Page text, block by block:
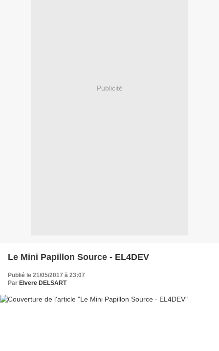
Publicité
Le Mini Papillon Source - EL4DEV
Publié le 21/05/2017 à 23:07
Par Elvere DELSART